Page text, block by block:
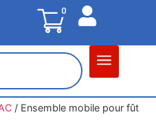
0
/ Ensemble mobile pour fût